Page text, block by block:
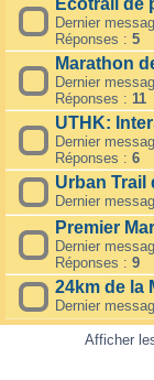
Ecotrail de
Dernier
Réponses : 5
Marathon
Dernier
Réponses : 11
UTHK:
Dernier
Réponses : 6
Urban Trail
Dernier
Premier
Dernier
Réponses : 9
24km de la
Dernier
Afficher